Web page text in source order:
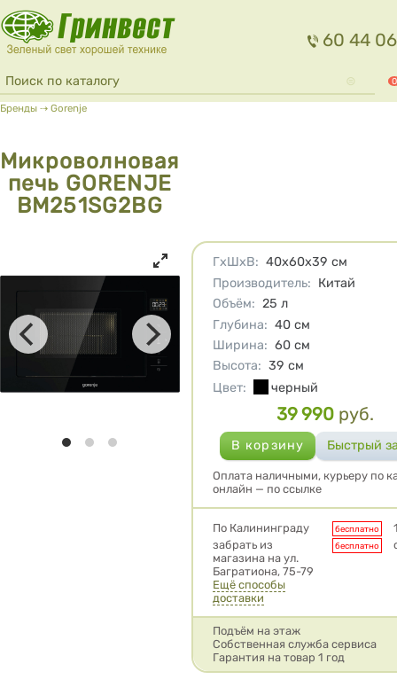
Перейти к основному содержанию
60 44 06
Форма поиска
Поиск 0
Вы здесь
Бренды ⇢ Gorenje
Микроволновая
печь GORENJE
BM251SG2BG
Характеристики
ГхШхВ: 40х60х39 см
Производитель: Китай
Объём: 25 л
Глубина: 40 см
Ширина: 60 см
Высота: 39 см
Цвет:
черный
Цена
39 990 руб.
Оплата наличными, курьеру по
онлайн — по ссылке
Условия доставки
По Калининграду бесплатно
забрать из
магазина на ул.
Багратиона, 75-79
бесплатно
Ещё способы
доставки
Подъём на этаж
Собственная служба сервиса
Гарантия на товар 1 год